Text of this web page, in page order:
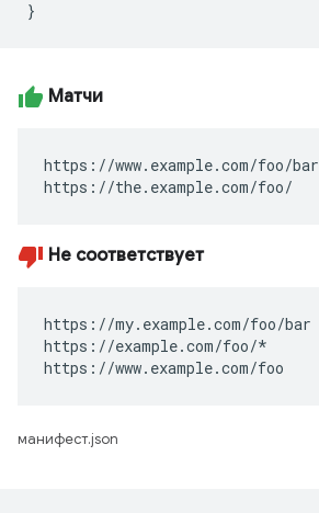
Матчи
https://www.example.com/foo/bar
https://the.example.com/foo/
Не соответствует
https://my.example.com/foo/bar
https://example.com/foo/*
https://www.example.com/foo
манифест.json